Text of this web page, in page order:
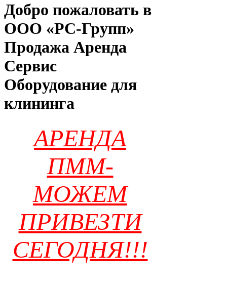
Добро пожаловать в
ООО «РС-Групп»
Продажа Аренда
Сервис
Оборудование для
клининга
АРЕНДА
ПММ-
МОЖЕМ
ПРИВЕЗТИ
СЕГОДНЯ!!!